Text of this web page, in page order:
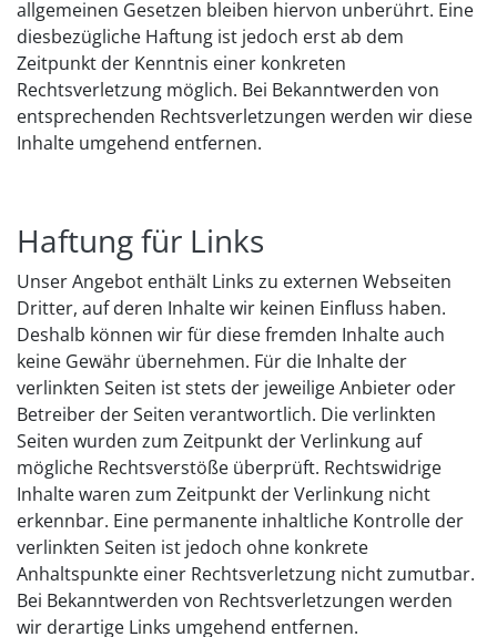
allgemeinen Gesetzen bleiben hiervon unberührt. Eine
diesbezügliche Haftung ist jedoch erst ab dem
Zeitpunkt der Kenntnis einer konkreten
Rechtsverletzung möglich. Bei Bekanntwerden von
entsprechenden Rechtsverletzungen werden wir diese
Inhalte umgehend entfernen.
Haftung für Links
Unser Angebot enthält Links zu externen Webseiten
Dritter, auf deren Inhalte wir keinen Einfluss haben.
Deshalb können wir für diese fremden Inhalte auch
keine Gewähr übernehmen. Für die Inhalte der
verlinkten Seiten ist stets der jeweilige Anbieter oder
Betreiber der Seiten verantwortlich. Die verlinkten
Seiten wurden zum Zeitpunkt der Verlinkung auf
mögliche Rechtsverstöße überprüft. Rechtswidrige
Inhalte waren zum Zeitpunkt der Verlinkung nicht
erkennbar. Eine permanente inhaltliche Kontrolle der
verlinkten Seiten ist jedoch ohne konkrete
Anhaltspunkte einer Rechtsverletzung nicht zumutbar.
Bei Bekanntwerden von Rechtsverletzungen werden
wir derartige Links umgehend entfernen.